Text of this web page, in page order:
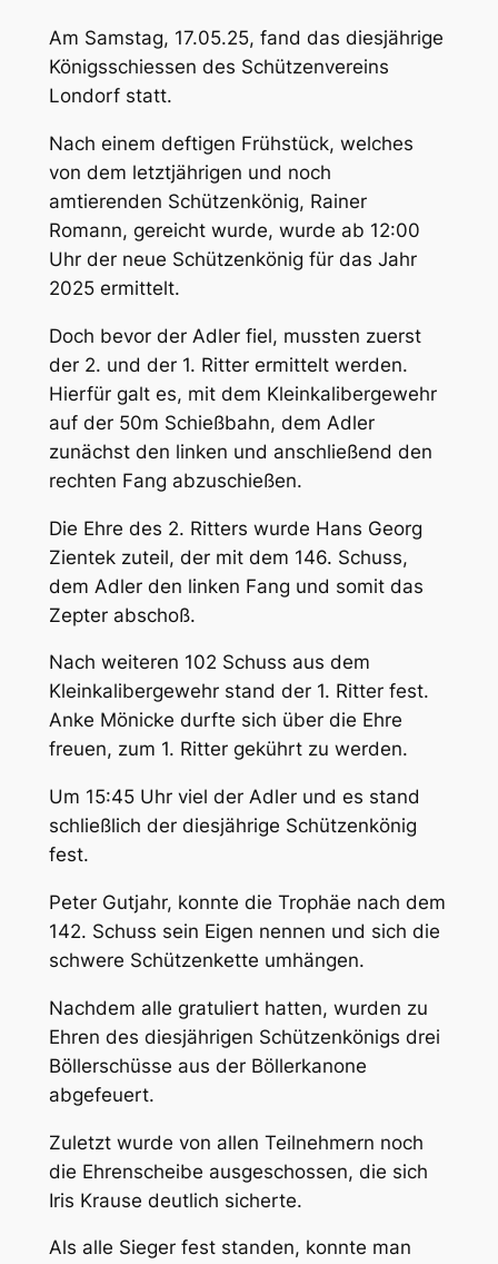
Am Samstag, 17.05.25, fand das diesjährige
Königsschiessen des Schützenvereins
Londorf statt.
Nach einem deftigen Frühstück, welches
von dem letztjährigen und noch
amtierenden Schützenkönig, Rainer
Romann, gereicht wurde, wurde ab 12:00
Uhr der neue Schützenkönig für das Jahr
2025 ermittelt.
Doch bevor der Adler fiel, mussten zuerst
der 2. und der 1. Ritter ermittelt werden.
Hierfür galt es, mit dem Kleinkalibergewehr
auf der 50m Schießbahn, dem Adler
zunächst den linken und anschließend den
rechten Fang abzuschießen.
Die Ehre des 2. Ritters wurde Hans Georg
Zientek zuteil, der mit dem 146. Schuss,
dem Adler den linken Fang und somit das
Zepter abschoß.
Nach weiteren 102 Schuss aus dem
Kleinkalibergewehr stand der 1. Ritter fest.
Anke Mönicke durfte sich über die Ehre
freuen, zum 1. Ritter gekührt zu werden.
Um 15:45 Uhr viel der Adler und es stand
schließlich der diesjährige Schützenkönig
fest.
Peter Gutjahr, konnte die Trophäe nach dem
142. Schuss sein Eigen nennen und sich die
schwere Schützenkette umhängen.
Nachdem alle gratuliert hatten, wurden zu
Ehren des diesjährigen Schützenkönigs drei
Böllerschüsse aus der Böllerkanone
abgefeuert.
Zuletzt wurde von allen Teilnehmern noch
die Ehrenscheibe ausgeschossen, die sich
Iris Krause deutlich sicherte.
Als alle Sieger fest standen, konnte man